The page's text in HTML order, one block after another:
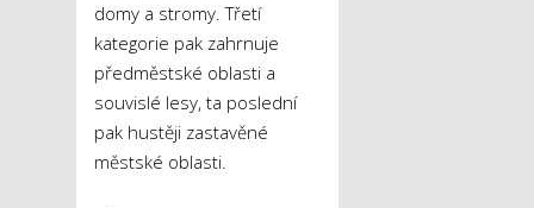
domy a stromy. Třetí
kategorie pak zahrnuje
předměstské oblasti a
souvislé lesy, ta poslední
pak hustěji zastavěné
městské oblasti.